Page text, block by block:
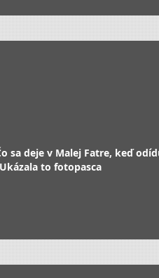
sa deje v Malej Fatre, keď
to fotopasca